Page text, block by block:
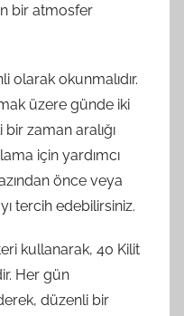
bir atmosfer
olarak okunmalıdır.
üzere günde iki
zaman aralığı
için yardımcı
önce veya
tercih edebilirsiniz.
kullanarak, 40 Kilit
Her gün
düzenli bir